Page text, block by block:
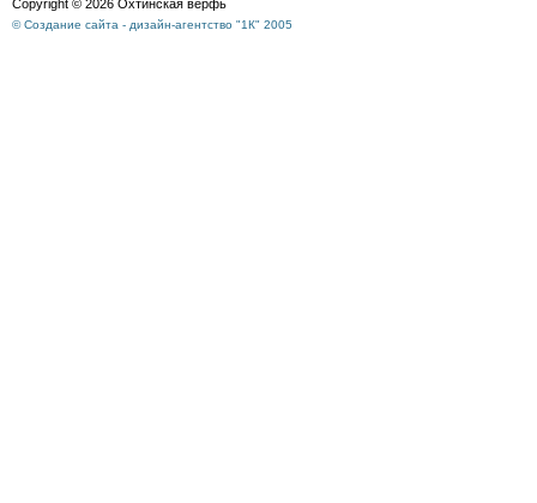
Copyright © 2026 Охтинская верфь
© Создание сайта - дизайн-агентство "1К" 2005